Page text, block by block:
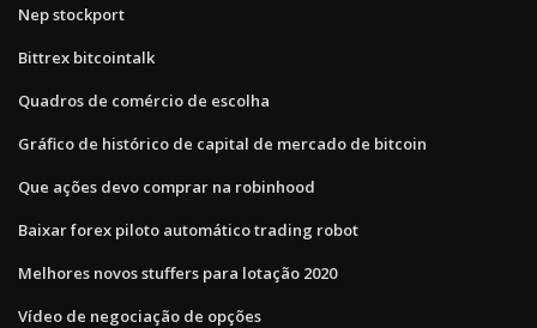
Nep stockport
Bittrex bitcointalk
Quadros de comércio de escolha
Gráfico de histórico de capital de mercado de bitcoin
Que ações devo comprar na robinhood
Baixar forex piloto automático trading robot
Melhores novos stuffers para lotação 2020
Vídeo de negociação de opções